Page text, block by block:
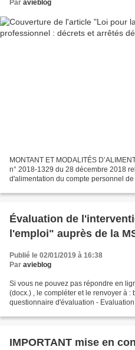
Par avieblog
MONTANT ET MODALITÉS
n° 2018-1329 du 28 décembre 2018
d'alimentation du compte personnel
Évaluation de
l'emploi" auprès de la
Publié le 02/01/2019 à 16:38
Par avieblog
Si vous ne pouvez pas répondre en
(docx.) , le compléter et le renvoyer à
questionnaire d'évaluation - Evaluation
IMPORTANT mise en